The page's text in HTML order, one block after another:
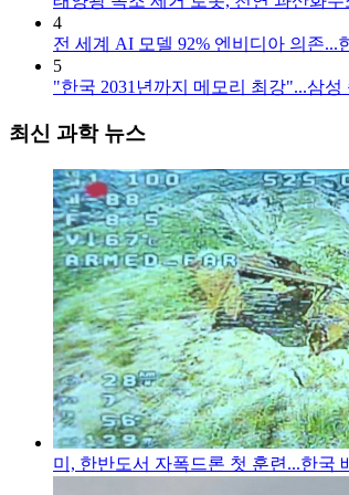
4
전 세계 AI 모델 92% 엔비디아 의존...
5
"한국 2031년까지 메모리 최강"...삼성
최신 과학 뉴스
미, 한반도서 자폭드론 첫 훈련...한국